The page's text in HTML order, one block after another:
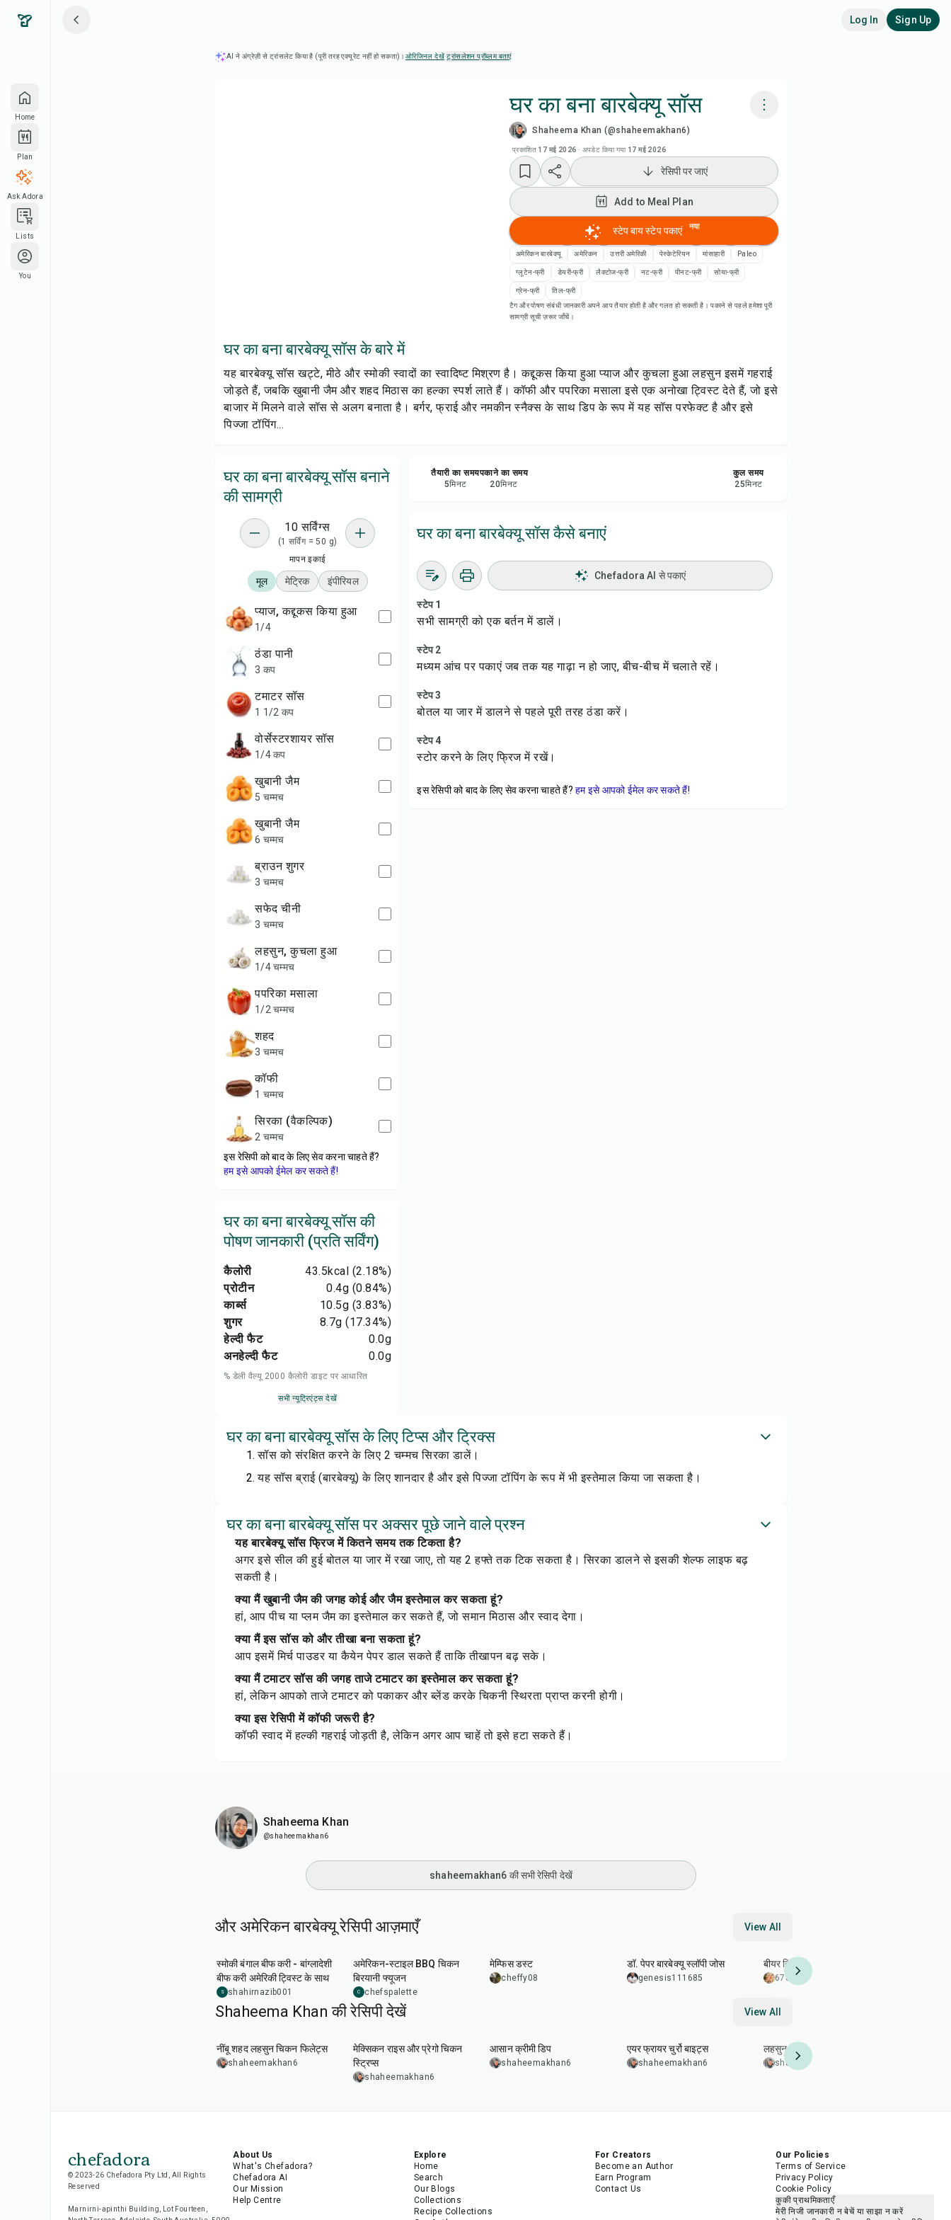
Home
Plan
Ask Adora
Lists
You
Log In Sign Up
AI ने अंग्रेज़ी से ट्रांसलेट किया है (पूरी तरह एक्यूरेट नहीं हो सकता)। ओरिजिनल देखें·ट्रांसलेशन प्रॉब्लम बताएं
घर का बना बारबेक्यू सॉस
Shaheema Khan (@shaheemakhan6)
प्रकाशित 17 मई 2026 · अपडेट किया गया 17 मई 2026
Add to Meal Plan
Add to Shopping List
रेसिपी नोट्स
शेयर करें
रिपोर्ट करें
रेसिपी पर जाएं
Add to Meal Plan
स्टेप बाय स्टेप पकाएं नया
अमेरिकन बारबेक्यू अमेरिकन उत्तरी अमेरिकी पेस्केटेरियन मांसाहारी Paleo
ग्लूटेन-फ्री डेयरी-फ्री लैक्टोज-फ्री नट-फ्री पीनट-फ्री सोया-फ्री
ग्रेन-फ्री
तिल-फ्री
टैग और पोषण संबंधी जानकारी अपने आप तैयार होती है और गलत हो सकती है। पकाने से पहले हमेशा पूरी
सामग्री सूची ज़रूर जाँचें।
घर का बना बारबेक्यू सॉस के बारे में
यह बारबेक्यू सॉस खट्टे, मीठे और स्मोकी स्वादों का स्वादिष्ट मिश्रण है। कद्दूकस किया हुआ प्याज और कुचला हुआ लहसुन इसमें गहराई
जोड़ते हैं, जबकि खुबानी जैम और शहद मिठास का हल्का स्पर्श लाते हैं। कॉफी और पपरिका मसाला इसे एक अनोखा ट्विस्ट देते हैं, जो इसे
बाजार में मिलने वाले सॉस से अलग बनाता है। बर्गर, फ्राई और नमकीन स्नैक्स के साथ डिप के रूप में यह सॉस परफेक्ट है और इसे
पिज्जा टॉपिंग...
घर का बना बारबेक्यू सॉस बनाने
की सामग्री
10 सर्विंग्स
(1 सर्विंग = 50 g)
मापन इकाई
मूल मेट्रिक इंपीरियल
प्याज, कद्दूकस किया हुआ
1/4
ठंडा पानी
3 कप
टमाटर सॉस
1 1/2 कप
वोर्सेस्टरशायर सॉस
1/4 कप
खुबानी जैम
5 चम्मच
खुबानी जैम
6 चम्मच
ब्राउन शुगर
3 चम्मच
सफेद चीनी
3 चम्मच
लहसुन, कुचला हुआ
1/4 चम्मच
पपरिका मसाला
1/2 चम्मच
शहद
3 चम्मच
कॉफी
1 चम्मच
सिरका (वैकल्पिक)
2 चम्मच
इस रेसिपी को बाद के लिए सेव करना चाहते हैं?
हम इसे आपको ईमेल कर सकते हैं!
घर का बना बारबेक्यू सॉस की
पोषण जानकारी (प्रति सर्विंग)
कैलोरी 43.5kcal (2.18%)
प्रोटीन
0.4g (0.84%)
कार्ब्स
10.5g (3.83%)
शुगर
8.7g (17.34%)
हेल्दी फैट
0.0g
अनहेल्दी फैट
0.0g
% डेली वैल्यू 2000 कैलोरी डाइट पर आधारित
सभी न्यूट्रिएंट्स देखें
तैयारी का समय
5मिनट
पकाने का समय
20मिनट
कुल समय
25मिनट
घर का बना बारबेक्यू सॉस कैसे बनाएं
Chefadora AI से पकाएं
स्टेप 1
सभी सामग्री को एक बर्तन में डालें।
स्टेप 2
मध्यम आंच पर पकाएं जब तक यह गाढ़ा न हो जाए, बीच-बीच में चलाते रहें।
स्टेप 3
बोतल या जार में डालने से पहले पूरी तरह ठंडा करें।
स्टेप 4
स्टोर करने के लिए फ्रिज में रखें।
इस रेसिपी को बाद के लिए सेव करना चाहते हैं? हम इसे आपको ईमेल कर सकते हैं!
घर का बना बारबेक्यू सॉस के लिए टिप्स और ट्रिक्स
सॉस को संरक्षित करने के लिए 2 चम्मच सिरका डालें।
यह सॉस ब्राई (बारबेक्यू) के लिए शानदार है और इसे पिज्जा टॉपिंग के रूप में भी इस्तेमाल किया जा सकता है।
घर का बना बारबेक्यू सॉस पर अक्सर पूछे जाने वाले प्रश्न
यह बारबेक्यू सॉस फ्रिज में कितने समय तक टिकता है?
अगर इसे सील की हुई बोतल या जार में रखा जाए, तो यह 2 हफ्ते तक टिक सकता है। सिरका डालने से इसकी शेल्फ लाइफ बढ़
सकती है।
क्या मैं खुबानी जैम की जगह कोई और जैम इस्तेमाल कर सकता हूं?
हां, आप पीच या प्लम जैम का इस्तेमाल कर सकते हैं, जो समान मिठास और स्वाद देगा।
क्या मैं इस सॉस को और तीखा बना सकता हूं?
आप इसमें मिर्च पाउडर या कैयेन पेपर डाल सकते हैं ताकि तीखापन बढ़ सके।
क्या मैं टमाटर सॉस की जगह ताजे टमाटर का इस्तेमाल कर सकता हूं?
हां, लेकिन आपको ताजे टमाटर को पकाकर और ब्लेंड करके चिकनी स्थिरता प्राप्त करनी होगी।
क्या इस रेसिपी में कॉफी जरूरी है?
कॉफी स्वाद में हल्की गहराई जोड़ती है, लेकिन अगर आप चाहें तो इसे हटा सकते हैं।
Shaheema Khan
@shaheemakhan6
shaheemakhan6 की सभी रेसिपी देखें
और अमेरिकन बारबेक्यू रेसिपी आज़माएँ View All
स्मोकी बंगाल बीफ करी - बांग्लादेशी
बीफ करी अमेरिकी ट्विस्ट के साथ
S shahirnazib001
अमेरिकन-स्टाइल BBQ चिकन
बिरयानी फ्यूजन
C chefspalette
मेम्फिस डस्ट
cheffy08
डॉ. पेपर बारबेक्यू स्लॉपी जोस
genesis111685
बीयर ब्रिस्केट
678sarin
Shaheema Khan की रेसिपी देखें View All
नींबू शहद लहसुन चिकन फिलेट्स
shaheemakhan6
मेक्सिकन राइस और प्रेगो चिकन
स्ट्रिप्स
shaheemakhan6
आसान क्रीमी डिप
shaheemakhan6
एयर फ्रायर चुर्रो बाइट्स
shaheemakhan6
लहसुन वाले भुने आलू
shaheemakhan6
chefadora
© 2023-26 Chefadora Pty Ltd, All Rights
Reserved
Marnirni-apinthi Building, Lot Fourteen,
About Us
What's Chefadora?
Chefadora AI
Our Mission
Help Centre
Explore
Home
Search
Our Blogs
Collections
Recipe Collections
For Creators
Become an Author
Earn Program
Contact Us
Our Policies
Terms of Service
Privacy Policy
Cookie Policy
कुकी प्राथमिकताएँ
मेरी निजी जानकारी न बेचें या साझा न करें